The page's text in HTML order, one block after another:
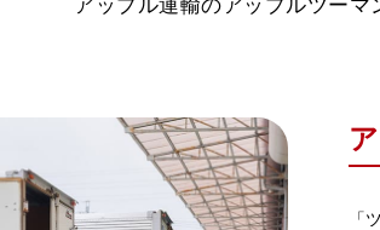
アップル運輸のアップルツーマ
「